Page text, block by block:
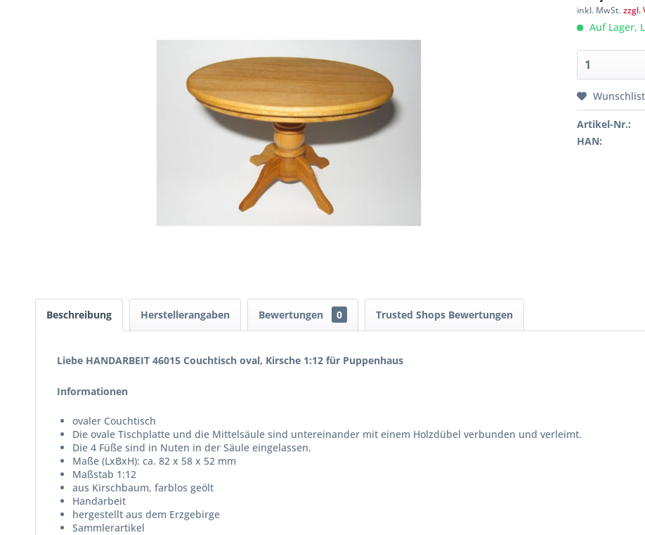
inkl. MwSt.zzgl.
Auf Lager,
Artikel-Nr.:
HAN:
Beschreibung Herstellerangaben Bewertungen 0 Trusted Shops Bewertungen
Liebe HANDARBEIT 46015 Couchtisch oval, Kirsche 1:12 für Puppenhaus
Informationen
ovaler Couchtisch
Die ovale Tischplatte und die Mittelsäule sind untereinander mit einem Holzdübel verbunden und verleimt.
Die 4 Füße sind in Nuten in der Säule eingelassen.
Maße (LxBxH): ca. 82 x 58 x 52 mm
Maßstab 1:12
aus Kirschbaum, farblos geölt
Handarbeit
hergestellt aus dem Erzgebirge
Sammlerartikel